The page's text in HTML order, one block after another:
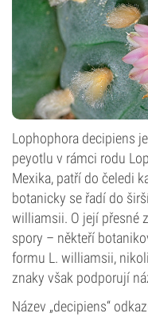
Lophophora decipiens
peyotlu v rámci rodu
Mexika, patří do čeledi
botanicky se řadí do
williamsii. O její přesné
spory – někteří
formu L. williamsii,
znaky však podporují
Název „decipiens“